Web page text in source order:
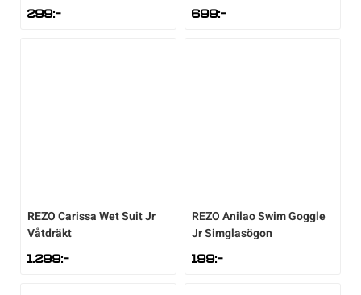
299:- 699:-
REZOCarissa Wet Suit Jr
Våtdräkt
1.299:-
REZOAnilao Swim Goggle
Jr Simglasögon
199:-